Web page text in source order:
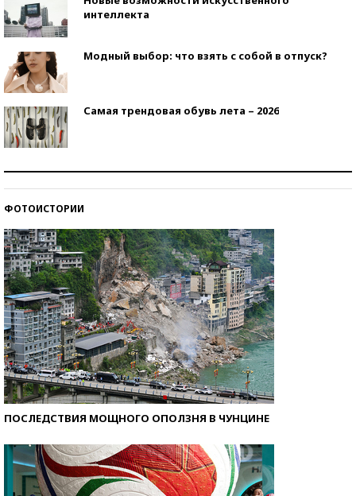
интеллекта
Модный выбор: что взять с собой в отпуск?
Самая трендовая обувь лета – 2026
ФОТОИСТОРИИ
ПОСЛЕДСТВИЯ МОЩНОГО ОПОЛЗНЯ В ЧУНЦИНЕ